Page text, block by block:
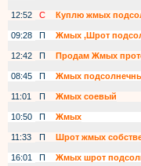
12:52
С
Куплю жмых
09:28
П Жмых ,Шрот
12:42
П Продам Жмых
08:45
П Жмых
11:01
П Жмых соевый
10:50
П
Жмых
11:33
П Шрот жмых
16:01
П Жмых шрот